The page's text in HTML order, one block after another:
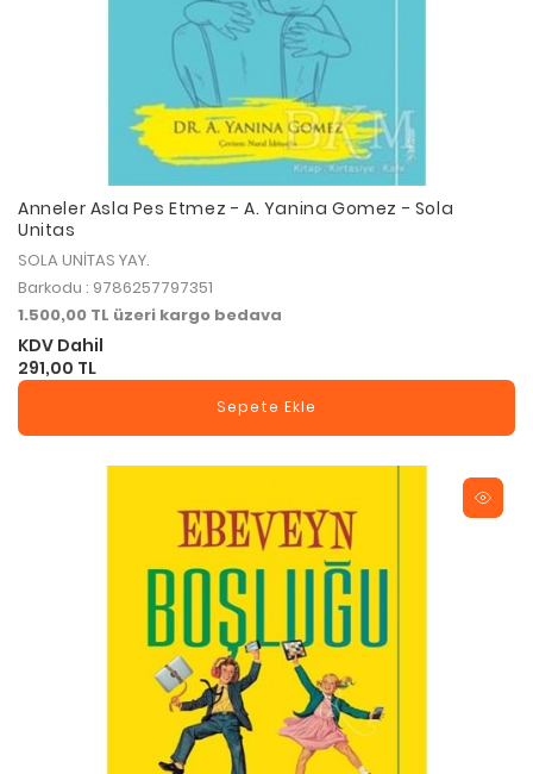
Anneler Asla Pes Etmez - A. Yanina Gomez - Sola
Unitas
SOLA UNİTAS YAY.
Barkodu : 9786257797351
1.500,00 TL üzeri kargo bedava
KDV Dahil
291,00 TL
Sepete Ekle